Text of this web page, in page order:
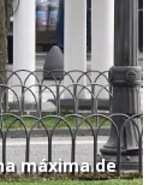
máxima de